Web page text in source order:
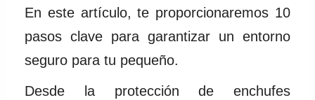
En este artículo, te proporcionaremos 10
pasos clave para garantizar un entorno
seguro para tu pequeño.
Desde la protección de enchufes